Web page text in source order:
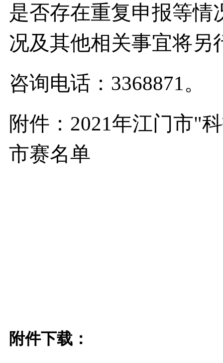
是否存在重复申报等情
况及其他相关事宜将另
咨询电话：3368871。
附件：2021年江门市"
市赛名单
附件下载：